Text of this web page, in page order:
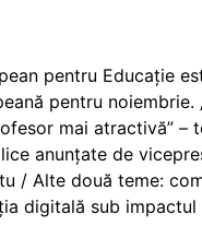
pentru Educație
pentru noiembrie.
mai atractivă” –
anunțate de
/ Alte două teme:
digitală sub impactul